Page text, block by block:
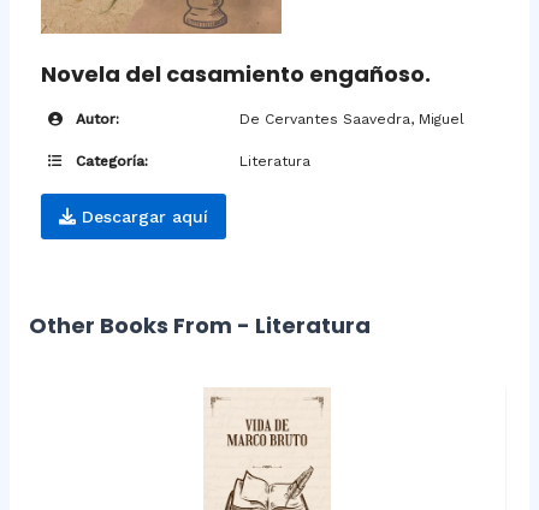
Novela del casamiento engañoso.
Autor: De Cervantes Saavedra, Miguel
Categoría: Literatura
Descargar aquí
Other Books From - Literatura